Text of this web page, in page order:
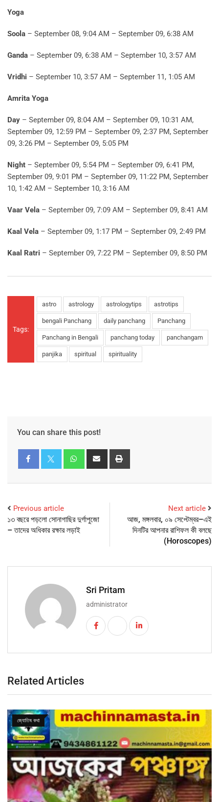
Yoga
Soola – September 08, 9:04 AM – September 09, 6:38 AM
Ganda – September 09, 6:38 AM – September 10, 3:57 AM
Vridhi – September 10, 3:57 AM – September 11, 1:05 AM
Amrita Yoga
Day – September 09, 8:04 AM – September 09, 10:31 AM,
September 09, 12:59 PM – September 09, 2:37 PM, September
09, 3:26 PM – September 09, 5:05 PM
Night – September 09, 5:54 PM – September 09, 6:41 PM,
September 09, 9:01 PM – September 09, 11:22 PM, September
10, 1:42 AM – September 10, 3:16 AM
Vaar Vela – September 09, 7:09 AM – September 09, 8:41 AM
Kaal Vela – September 09, 1:17 PM – September 09, 2:49 PM
Kaal Ratri – September 09, 7:22 PM – September 09, 8:50 PM
Tags:
astro astrology astrologytips astrotips
bengali Panchang daily panchang Panchang
Panchang in Bengali panchang today panchangam
panjika spiritual spirituality
You can share this post!
Previous article
১৩ বছরে পড়লো সোনাগাছির দুর্গাপুজো
– তাদের অধিকার রক্ষার লড়াই
Next article
আজ, মঙ্গলবার, ০৯ সেপ্টেম্বর–এই
দিনটির আপনার রাশিফল কী বলছে
(Horoscopes)
Sri Pritam
administrator
Related Articles
জ্যোতিষ কথা